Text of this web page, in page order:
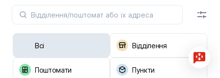
Всі Відділення
Поштомати Пункти